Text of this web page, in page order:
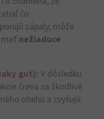
čo
zápaly, môže
nežiaduce
gut): V dôsledku
čreva sa škodlivé
obehu a zvyšujú